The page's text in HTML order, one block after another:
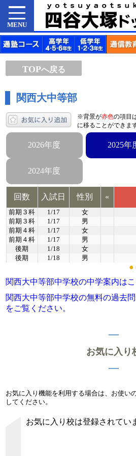
MENU
TOPへ戻る
関西大中等部
※背景が赤色の項目
に移ることができま
2026年度 2025年
2024年度
回数 入試日 性別 «
前期３科 1/17 女
前期３科
1/17 男
前期４科
1/17 女
前期４科
1/17 男
後期
1/18 女
後期
1/18 男
●
関西大中等部中学校の中学案内は
関西大中等部中学校の無料の過去
をご覧ください。
お気に入り
お気に入り機能を利用する場合は、お使い
してください。
お気に入り校は登録されてい